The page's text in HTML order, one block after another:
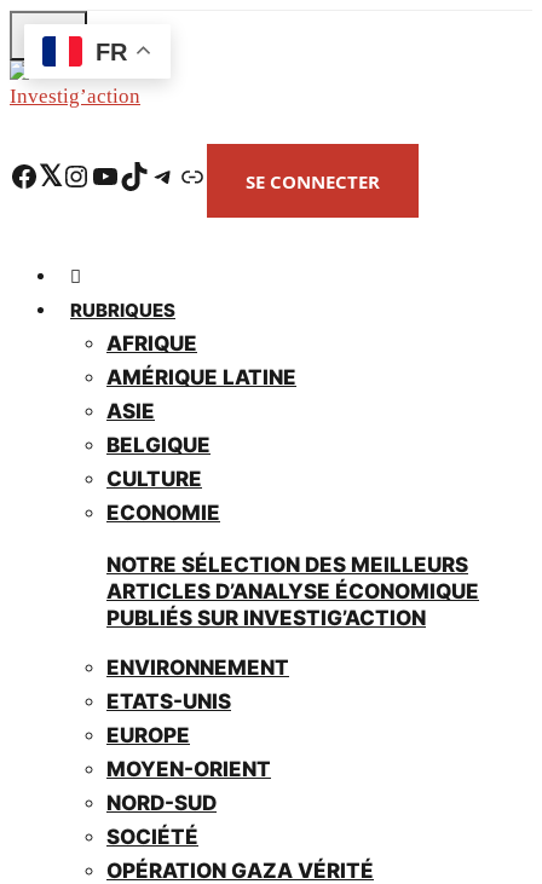
Skip
to
main
Facebook Twitter Instagram YouTube TikTok Telegram Lien SE CONNECTER
RUBRIQUES
AFRIQUE
AMÉRIQUE LATINE
ASIE
BELGIQUE
CULTURE
ECONOMIE
NOTRE SÉLECTION DES MEILLEURS
ARTICLES D’ANALYSE ÉCONOMIQUE
PUBLIÉS SUR INVESTIG’ACTION
ENVIRONNEMENT
ETATS-UNIS
EUROPE
MOYEN-ORIENT
NORD-SUD
SOCIÉTÉ
OPÉRATION GAZA VÉRITÉ
FR